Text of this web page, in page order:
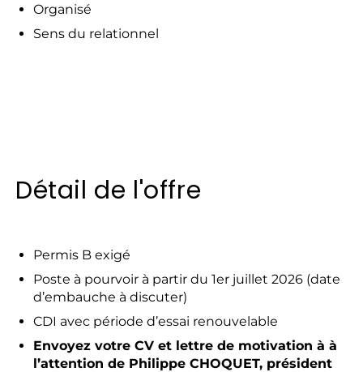
Organisé
Sens du relationnel
Détail de l'offre
Permis B exigé
Poste à pourvoir à partir du 1er juillet 2026 (date
d’embauche à discuter)
CDI avec période d’essai renouvelable
Envoyez votre CV et lettre de motivation à à
l’attention de Philippe CHOQUET, président